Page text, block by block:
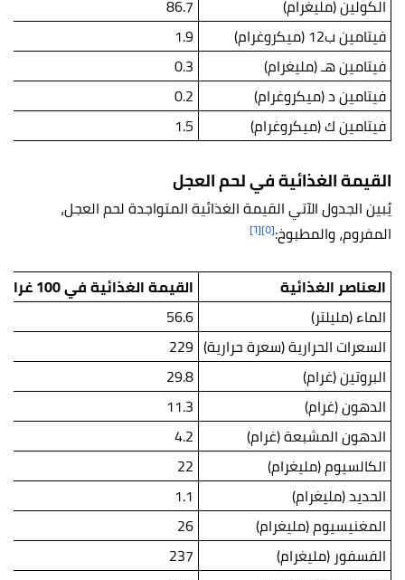
الكولين (مليغرام)
86.7
فيتامين ب12 (ميكروغرام)
1.9
فيتامين هـ (مليغرام)
0.3
فيتامين د (ميكروغرام)
0.2
فيتامين ك (ميكروغرام)
1.5
القيمة الغذائية في لحم العجل
يُبين الجدول الآتي القيمة الغذائية المتواجدة لحم العجل،
المفروم، والمطبوخ:[٥] [٦]
العناصر الغذائية
القيمة الغذائية في 100 غرام من قطع لحم العجل
الماء (مليلتر)
56.6
السعرات الحرارية (سعرة حرارية) 229
البروتين (غرام)
29.8
الدهون (غرام)
11.3
الدهون المشبعة (غرام)
4.2
الكالسيوم (مليغرام)
22
الحديد (مليغرام)
1.1
المغنيسيوم (مليغرام)
26
الفسفور (مليغرام)
237